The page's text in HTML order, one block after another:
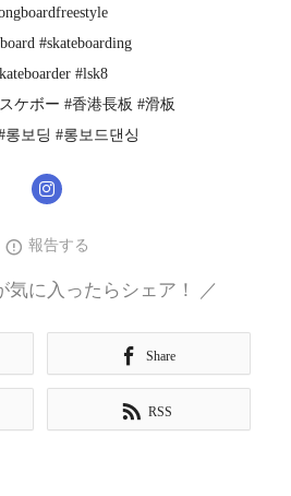
#skateboarding
#lsk8
ケボー #香港長板 #滑板
롱보딩 #롱보드댄싱
報告する
気に入ったらシェア！ ／
Share
RSS